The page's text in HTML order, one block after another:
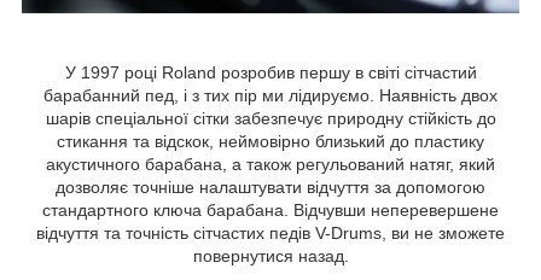
У 1997 році Roland розробив першу в світі сітчастий
барабанний пед, і з тих пір ми лідируємо. Наявність двох
шарів спеціальної сітки забезпечує природну стійкість до
стикання та відскок, неймовірно близький до пластику
акустичного барабана, а також регульований натяг, який
дозволяє точніше налаштувати відчуття за допомогою
стандартного ключа барабана. Відчувши неперевершене
відчуття та точність сітчастих педів V-Drums, ви не зможете
повернутися назад.